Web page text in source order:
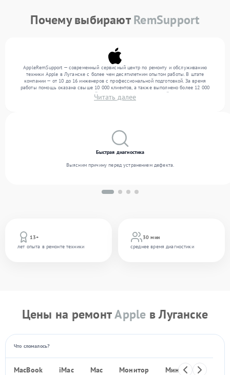
Почему выбираютRemSupport
AppleRemSupport — современный сервисный центр по ремонту и обслуживанию
техники Apple в Луганске с более чем десятилетним опытом работы. В штате
компании — от 10 до 16 инженеров с профессиональной подготовкой. За время
работы помощь оказана свыше 10 000 клиентов, а также выполнено более 12 000
ремонтов. Ежемесячно в сервисный центр поступает от 300 устройств, включая , , . Мы
выполняем ремонт различного уровня сложности и поддерживаем высокий стандарт
Читать далее
13+
лет опыта в ремонте техники
30 мин
среднее время диагностики
Быстрая диагностика
Выясним причину перед устранением дефекта.
Цены на ремонтApple в Луганске
Что сломалось?
MacBook iMac Mac Монитор Мини ПК